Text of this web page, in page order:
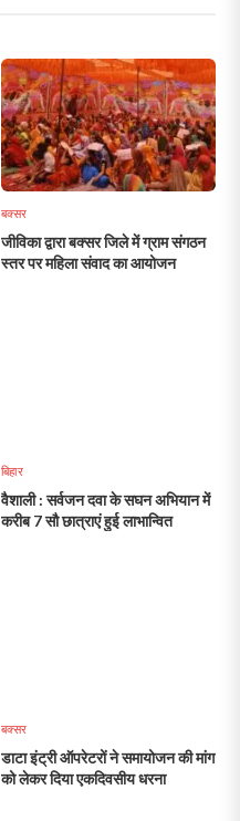
बक्सर
जीविका द्वारा बक्सर जिले में ग्राम संगठन
स्तर पर महिला संवाद का आयोजन
बिहार
वैशाली : सर्वजन दवा के सघन अभियान में
करीब 7 सौ छात्राएं हुई लाभान्वित
बक्सर
डाटा इंट्री ऑपरेटरों ने समायोजन की मांग
को लेकर दिया एकदिवसीय धरना